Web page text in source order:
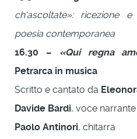
ch'ascoltate»: ricezione
poesia contemporanea
16.30 –
«Qui regna
Petrarca in musica
Scritto e cantato da
Davide Bardi, voce narrante
Paolo Antinori, chitarra